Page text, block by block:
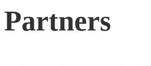
&
Partners